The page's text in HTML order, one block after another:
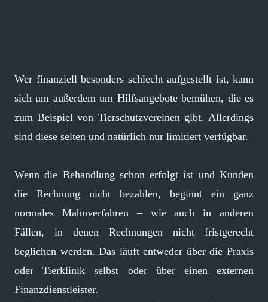
Wer finanziell besonders schlecht aufgestellt ist, kann
sich um außerdem um Hilfsangebote bemühen, die es
zum Beispiel von Tierschutzvereinen gibt. Allerdings
sind diese selten und natürlich nur limitiert verfügbar.
Wenn die Behandlung schon erfolgt ist und Kunden
die Rechnung nicht bezahlen, beginnt ein ganz
normales Mahnverfahren – wie auch in anderen
Fällen, in denen Rechnungen nicht fristgerecht
beglichen werden. Das läuft entweder über die Praxis
oder Tierklinik selbst oder über einen externen
Finanzdienstleister.